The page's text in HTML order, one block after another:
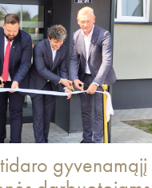
gyvenamąjį